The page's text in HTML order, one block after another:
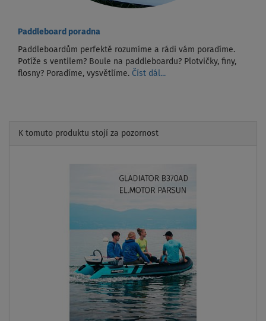
Paddleboard poradna
Paddleboardům perfektě rozumíme a rádi vám poradíme.
Potíže s ventilem? Boule na paddleboardu? Plotvičky, finy,
flosny? Poradíme, vysvětlíme. Číst dál...
K tomuto produktu stojí za pozornost